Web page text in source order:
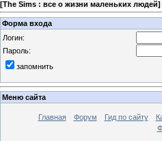
[The Sims : все о жизни маленьких людей]
Форма входа
Логин:
Пароль:
запомнить
Меню сайта
Главная Форум Гид по сайту